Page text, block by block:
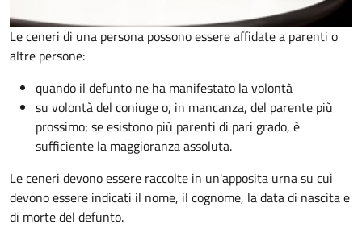
Le ceneri di una persona possono essere affidate a parenti o
altre persone:
quando il defunto ne ha manifestato la volontà
su volontà del coniuge o, in mancanza, del parente più
prossimo; se esistono più parenti di pari grado, è
sufficiente la maggioranza assoluta.
Le ceneri devono essere raccolte in un'apposita urna su cui
devono essere indicati il nome, il cognome, la data di nascita e
di morte del defunto.